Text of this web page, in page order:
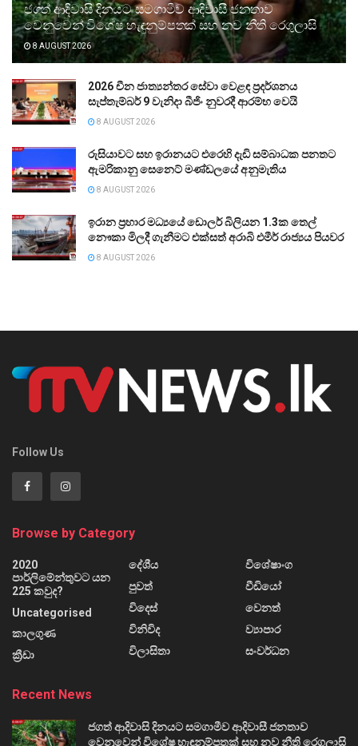
ජගත් ආදිවාසි දිනයට සමගාමීව ආදිවාසී ජනතාව
වෙනුවෙන් විශේෂ හැඳුනුම්පතක් සහ නව නීති රෙගුලාසි
8 AUGUST 2026
2026 චීන ජාත්‍යන්තර සේවා වෙළඳ ප්‍රදර්ශනය
සැප්තැම්බර් 9 වැනිදා බීජිං නුවරදී ආරම්භ වෙයි
8 AUGUST 2026
රුසියාවට සහ ඉරානයට එරෙහි දැඩි සම්බාධක පනතට
ඇමරිකානු සෙනෙට් මණ්ඩලයේ අනුමැතිය
8 AUGUST 2026
ඉරාන ප්‍රහාර මධ්‍යයේ ඩොලර් බිලියන 1.3ක තෙල්
නෞකා මිලදී ගැනීමට එක්සත් අරාබි එමීර් රාජ්‍යය පියවර
8 AUGUST 2026
Follow Us
Browse by Category
2020
පාර්ලිමේන්තුවට යන
225 කවුද?
Uncategorised
කාලගුණ
ක්‍රීඩා
දේශීය
පුවත්
විදෙස්
විනිවිද
විලාසිතා
විශේෂාංග
වීඩියෝ
වෙනත්
ව්‍යාපාර
සංවර්ධන
Recent News
ජගත් ආදිවාසි දිනයට සමගාමීව ආදිවාසී ජනතාව
වෙනුවෙන් විශේෂ හැඳුනුම්පතක් සහ නව නීති රෙගුලාසි